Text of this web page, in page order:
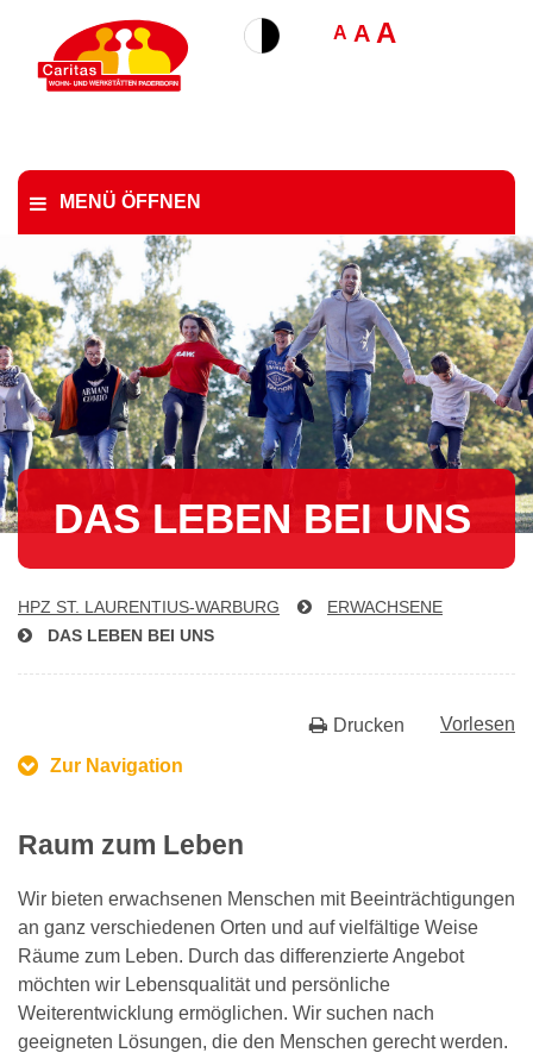
A A A
MENÜ ÖFFNEN
DAS LEBEN BEI UNS
HPZ ST. LAU­REN­TI­US-WAR­BURG
ERWACHSENE
DAS LEBEN BEI UNS
Vorlesen
Drucken
Zur Navigation
Raum zum Leben
Wir bieten erwachsenen Menschen mit Beeinträchtigungen
an ganz verschiedenen Orten und auf vielfältige Weise
Räume zum Leben. Durch das differenzierte Angebot
möchten wir Lebensqualität und persönliche
Weiterentwicklung ermöglichen. Wir suchen nach
geeigneten Lösungen, die den Menschen gerecht werden.